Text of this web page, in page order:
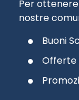
Per
nostre
Buoni
Offerte